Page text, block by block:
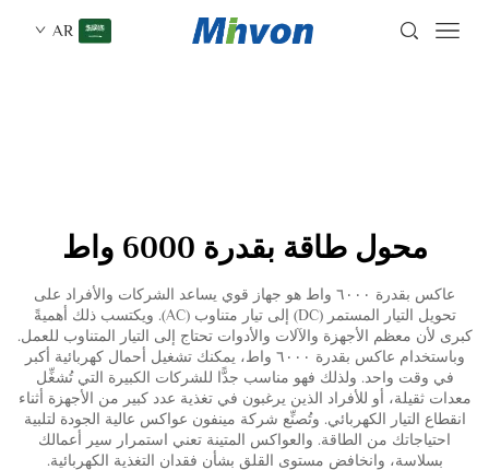
AR
محول طاقة بقدرة 6000 واط
عاكس بقدرة ٦٠٠٠ واط هو جهاز قوي يساعد الشركات والأفراد على
تحويل التيار المستمر (DC) إلى تيار متناوب (AC). ويكتسب ذلك أهميةً
كبرى لأن معظم الأجهزة والآلات والأدوات تحتاج إلى التيار المتناوب للعمل.
وباستخدام عاكس بقدرة ٦٠٠٠ واط، يمكنك تشغيل أحمال كهربائية أكبر
في وقت واحد. ولذلك فهو مناسب جدًّا للشركات الكبيرة التي تُشغِّل
معدات ثقيلة، أو للأفراد الذين يرغبون في تغذية عدد كبير من الأجهزة أثناء
انقطاع التيار الكهربائي. وتُصنِّع شركة مينفون عواكس عالية الجودة لتلبية
احتياجاتك من الطاقة. والعواكس المتينة تعني استمرار سير أعمالك
بسلاسة، وانخافض مستوى القلق بشأن فقدان التغذية الكهربائية.